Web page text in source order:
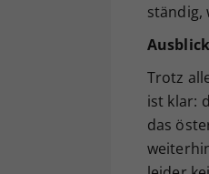
ständig,
Trotz
ist klar:
das